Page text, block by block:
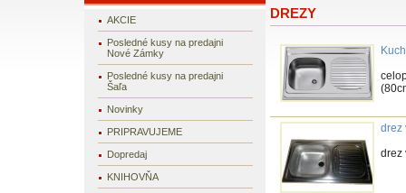
AKCIE
Posledné kusy na predajni
Nové Zámky
Posledné kusy na predajni
Šaľa
Novinky
PRIPRAVUJEME
Dopredaj
KNIHOVŇA
DREZY
drez
drez